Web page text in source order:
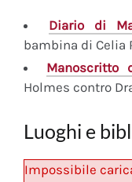
Diariodi
bambina di Celia
Manoscritto
Holmes contro
Luoghi e
Impossibile